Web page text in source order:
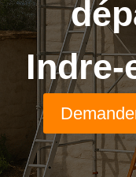
Indre-